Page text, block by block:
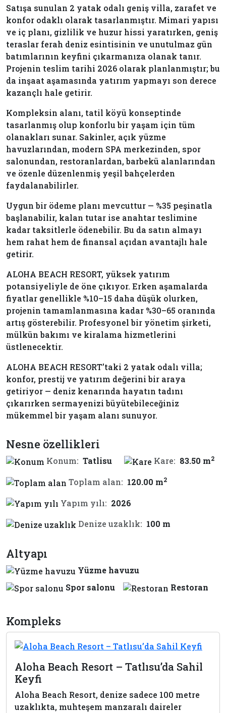
Satışa sunulan 2 yatak odalı geniş villa, zarafet ve
konfor odaklı olarak tasarlanmıştır. Mimari yapısı
ve iç planı, gizlilik ve huzur hissi yaratırken, geniş
teraslar ferah deniz esintisinin ve unutulmaz gün
batımlarının keyfini çıkarmanıza olanak tanır.
Projenin teslim tarihi 2026 olarak planlanmıştır; bu
da inşaat aşamasında yatırım yapmayı son derece
kazançlı hale getirir.
Kompleksin alanı, tatil köyü konseptinde
tasarlanmış olup konforlu bir yaşam için tüm
olanakları sunar. Sakinler, açık yüzme
havuzlarından, modern SPA merkezinden, spor
salonundan, restoranlardan, barbekü alanlarından
ve özenle düzenlenmiş yeşil bahçelerden
faydalanabilirler.
Uygun bir ödeme planı mevcuttur — %35 peşinatla
başlanabilir, kalan tutar ise anahtar teslimine
kadar taksitlerle ödenebilir. Bu da satın almayı
hem rahat hem de finansal açıdan avantajlı hale
getirir.
ALOHA BEACH RESORT, yüksek yatırım
potansiyeliyle de öne çıkıyor. Erken aşamalarda
fiyatlar genellikle %10–15 daha düşük olurken,
projenin tamamlanmasına kadar %30–65 oranında
artış gösterebilir. Profesyonel bir yönetim şirketi,
mülkün bakımı ve kiralama hizmetlerini
üstlenecektir.
ALOHA BEACH RESORT’taki 2 yatak odalı villa;
konfor, prestij ve yatırım değerini bir araya
getiriyor — deniz kenarında hayatın tadını
çıkarırken sermayenizi büyütebileceğiniz
mükemmel bir yaşam alanı sunuyor.
Nesne özellikleri
Konum: Tatlisu Kare: 83.50 m2
Toplam alan: 120.00 m2
Yapım yılı: 2026
Denize uzaklık: 100 m
Altyapı
Yüzme havuzu
Spor salonu
Restoran
Kompleks
Aloha Beach Resort – Tatlısu’da Sahil
Keyfi
Aloha Beach Resort, denize sadece 100 metre
uzaklıkta, muhteşem manzaralı daireler